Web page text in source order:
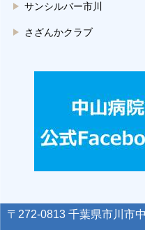
サンシルバー市川
さざんかクラブ
〒272-0813 千葉県市川市